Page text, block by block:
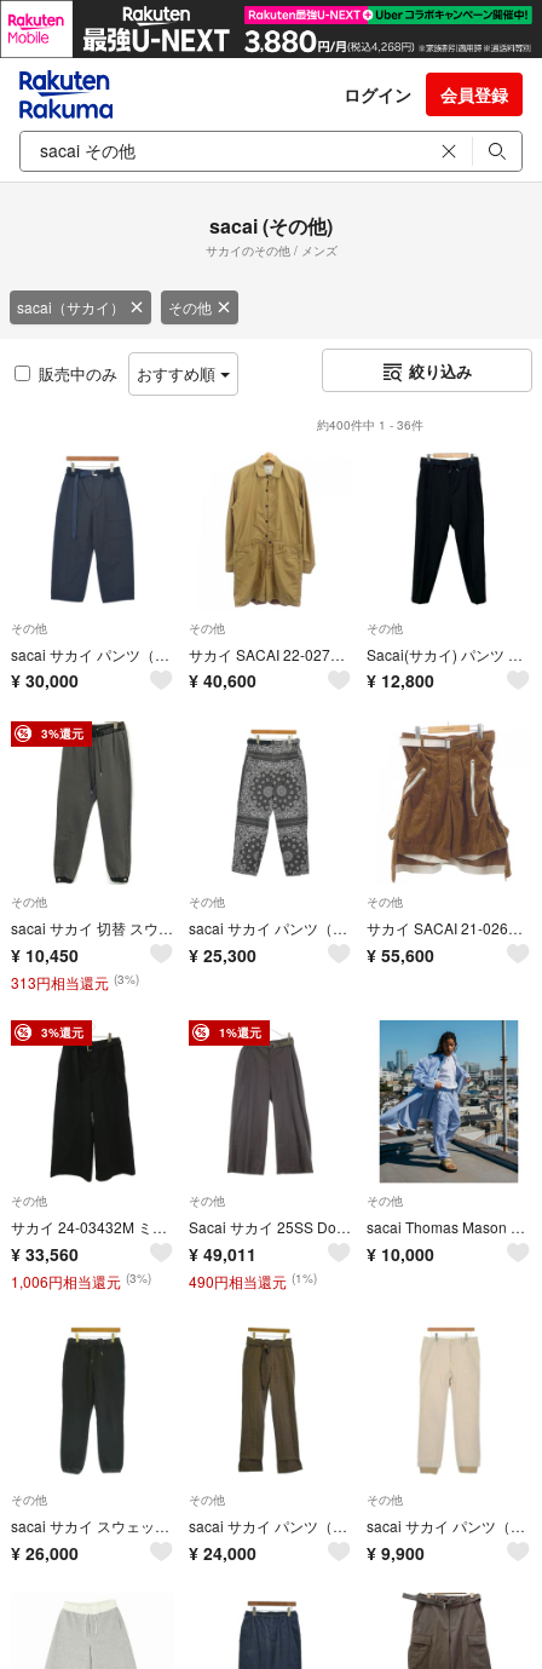
ログイン 会員登録
sacai (その他)
サカイのその他 / メンズ
sacai（サカイ） その他
販売中のみ おすすめ順 絞り込み
約400件中 1 - 36件
その他
sacai サカイ パンツ（その他） L 紺 【古着】【中古】【送料無料】
¥ 30,000
その他
サカイ SACAI 22-02723M オールインワン
¥ 40,600
その他
Sacai(サカイ) パンツ サイズ1 S メンズ美品 - 22-02811M 黒×ネイビー フルレングス
¥ 12,800
3%還元
その他
sacai サカイ 切替 スウェット パンツ ジョガー SCW-097 1
¥ 10,450
313円相当還元 (3%)
その他
sacai サカイ パンツ（その他） L グレー 【古着】【中古】【送料無料】
¥ 25,300
その他
サカイ SACAI 21-02630M ショートパンツ
¥ 55,600
3%還元
その他
サカイ 24-03432M ミリタリーワイドロングパンツ メンズ 2
¥ 33,560
1,006円相当還元 (3%)
1%還元
その他
Sacai サカイ 25SS Doeskin Pants ドスキン パンツ ブラウン 03634M
¥ 49,011
490円相当還元 (1%)
その他
sacai Thomas Mason pants
¥ 10,000
その他
sacai サカイ スウェットパンツ S 黒 【古着】【中古】【送料無料】
¥ 26,000
その他
sacai サカイ パンツ（その他） M ベージュ 【古着】【中古】【送料無料】
¥ 24,000
その他
sacai サカイ パンツ（その他） M ベージュ 【古着】【中古】【送料無料】
¥ 9,900